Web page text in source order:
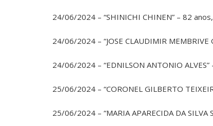
24/06/2024 – “SHINICHI CHINEN” – 82
24/06/2024 – “JOSE CLAUDIMIR
24/06/2024 – “EDNILSON ANTONIO
25/06/2024 – “CORONEL GILBERTO
25/06/2024 – “MARIA APARECIDA DA SILVA